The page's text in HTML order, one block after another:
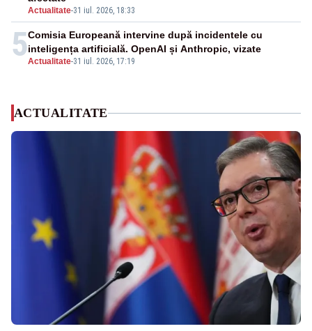
Actualitate-31 iul. 2026, 18:33
5Actualitate-31 iul. 2026, 17:19
Comisia Europeană intervine după incidentele cu
inteligența artificială. OpenAI și Anthropic, vizate
ACTUALITATE